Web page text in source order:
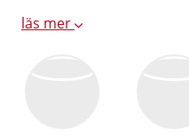
läs mer